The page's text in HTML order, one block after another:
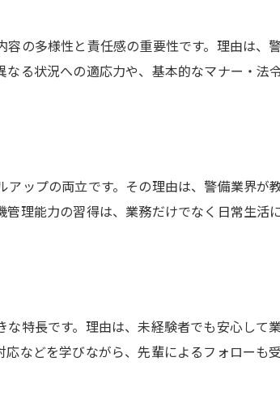
警備員求人で収入アップを叶えるポイント
警備の仕事でスキルを磨くコツを紹介
の多様性と責任感の重要性です。理由は
る状況への適応力や、基本的なマナー・法
ップの両立です。その理由は、警備業界
理能力の習得は、業務だけでなく日常生活
特長です。理由は、未経験者でも安心し
などを学びながら、先輩によるフォローも